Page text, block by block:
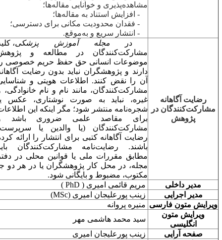
مشاهده‌پذیری و خوانایی مقاله‌ها؛
- افزایش استناد به مقاله‌ها؛
- فقدان محدودیت مکانی برای دسترسی؛
- انتشار سریع و به‌موقع.
رضایت آگاهانه
مشارکت‌کنندگان در
پژوهش
در مجله آموزش پزشکی، کلیه
مشارکت‌کنندگان در مطالعه و پژوهش
موضوعات انسانی حق حفظ حریم خصوصی را
دارند و پژوهشگران نباید بدون رضایت آگاهانه
آن را نقض کنند. اطلاعات هویتی و شناسایی
مشارکت‌کنندگان، مانند نام و نام خانوادگی، و
غیره، نباید به صورت نوشتاری، عکس یا
شجره‌نامه منتشر شود؛ مگر اینکه این اطلاعات
برای مقاصد علمی ضروری باشد و
مشارکت‌کنندگان (یا والدین یا سرپرست)
رضایت آگاهانه کتبی برای انتشار را ارائه کرده
باشند. رضایت‌نامه مشارکت‌کنندگان باید
مطابق مقررات ملی یا قوانین محلی در دفتر
مجله، در محل کار پژوهشگران یا در هر دو جا
مکتوب، مضبوط و بایگانی شود.
مدیر داخلی
مریم قائمی امیری ( PhD
)
مدیر اجرایی
زینب پورعلیجان امیری (
MSc
)
متون فارسیمنیره پروانه
ویرایش متون
انگلیسی
سید محمد هاشمی مهر
صفحه آرایی
زینب پورعلیجان امیری